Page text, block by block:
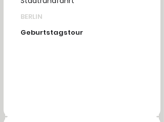
BERLIN
Geburtstagstour